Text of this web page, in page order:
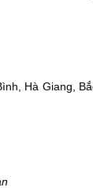
Hà Giang,